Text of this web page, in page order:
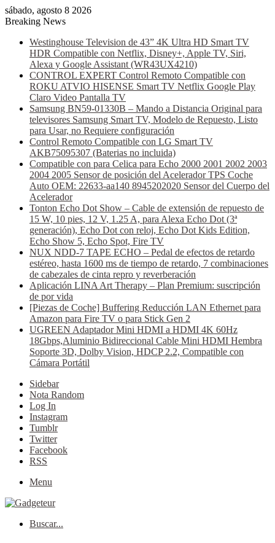
sábado, agosto 8 2026
Breaking News
Westinghouse Television de 43” 4K Ultra HD Smart TV
HDR Compatible con Netflix, Disney+, Apple TV, Siri,
Alexa y Google Assistant (WR43UX4210)
CONTROL EXPERT Control Remoto Compatible con
ROKU ATVIO HISENSE Smart TV Netflix Google Play
Claro Video Pantalla TV
Samsung BN59-01330B – Mando a Distancia Original para
televisores Samsung Smart TV, Modelo de Repuesto, Listo
para Usar, no Requiere configuración
Control Remoto Compatible con LG Smart TV
AKB75095307 (Baterias no incluida)
Compatible con para Celica para Echo 2000 2001 2002 2003
2004 2005 Sensor de posición del Acelerador TPS Coche
Auto OEM: 22633-aa140 8945202020 Sensor del Cuerpo del
Acelerador
Tonton Echo Dot Show – Cable de extensión de repuesto de
15 W, 10 pies, 12 V, 1.25 A, para Alexa Echo Dot (3ª
generación), Echo Dot con reloj, Echo Dot Kids Edition,
Echo Show 5, Echo Spot, Fire TV
NUX NDD-7 TAPE ECHO – Pedal de efectos de retardo
estéreo, hasta 1600 ms de tiempo de retardo, 7 combinaciones
de cabezales de cinta repro y reverberación
Aplicación LINA Art Therapy – Plan Premium: suscripción
de por vida
[Piezas de Coche] Buffering Reducción LAN Ethernet para
Amazon para Fire TV o para Stick Gen 2
UGREEN Adaptador Mini HDMI a HDMI 4K 60Hz
18Gbps,Aluminio Bidireccional Cable Mini HDMI Hembra
Soporte 3D, Dolby Vision, HDCP 2.2, Compatible con
Cámara Portátil
Sidebar
Nota Random
Log In
Instagram
Tumblr
Twitter
Facebook
RSS
Menu
Buscar...